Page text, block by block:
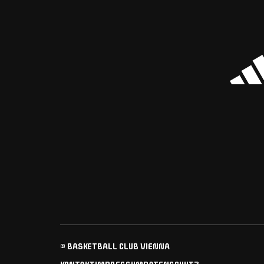
© BASKETBALL CLUB VIENNA